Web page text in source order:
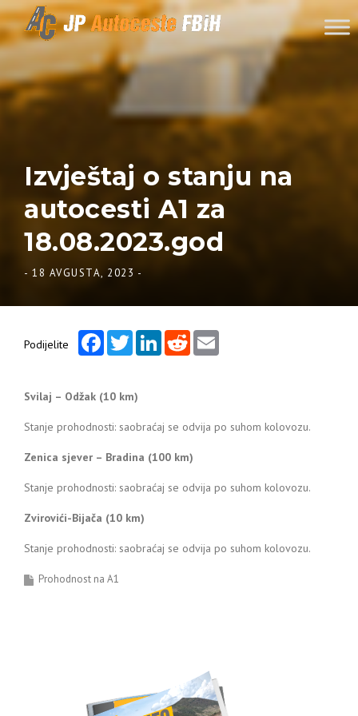
Skip to content
Izvještaj o stanju na
autocesti A1 za
18.08.2023.god
- 18 AVGUSTA, 2023 -
Podijelite
FacebookTwitterLinkedInReddit
Svilaj – Odžak (10 km)
Stanje prohodnosti: saobraćaj se odvija po suhom kolovozu.
Zenica sjever – Bradina (100 km)
Stanje prohodnosti: saobraćaj se odvija po suhom kolovozu.
Zvirovići-Bijača (10 km)
Stanje prohodnosti: saobraćaj se odvija po suhom kolovozu.
Prohodnost na A1